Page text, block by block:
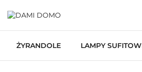
ŻYRANDOLE LAMPY